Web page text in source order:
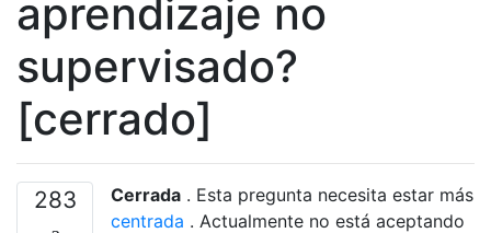
aprendizaje no
supervisado?
[cerrado]
283 Cerrada . Esta pregunta necesita estar más
centrada . Actualmente no está aceptando